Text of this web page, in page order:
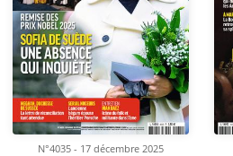
N°4035 - 17 décembre 2025